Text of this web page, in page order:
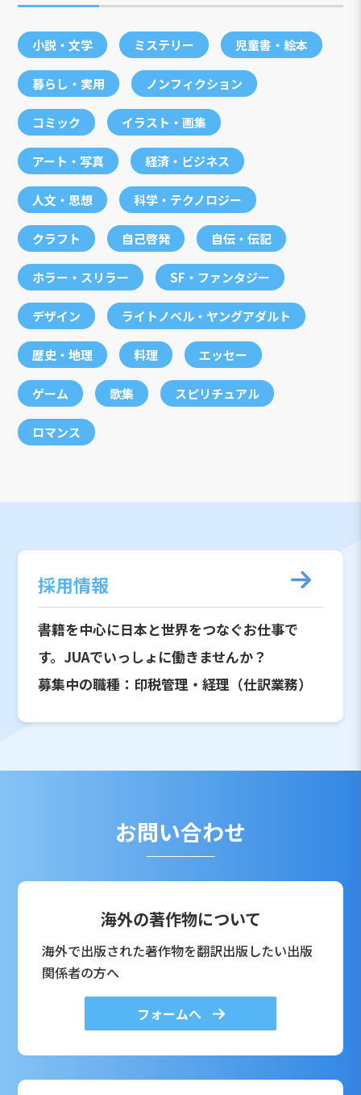
小説・文学 ミステリー 児童書・絵本
暮らし・実用 ノンフィクション
コミック イラスト・画集
アート・写真 経済・ビジネス
人文・思想 科学・テクノロジー
クラフト 自己啓発 自伝・伝記
ホラー・スリラー SF・ファンタジー
デザイン ライトノベル・ヤングアダルト
歴史・地理 料理 エッセー
ゲーム 歌集 スピリチュアル
ロマンス
採用情報
書籍を中心に日本と世界をつなぐお仕事で
す。JUAでいっしょに働きませんか？
募集中の職種：印税管理・経理（仕訳業務）
お問い合わせ
海外の著作物について
海外で出版された著作物を翻訳出版したい出版
関係者の方へ
フォームへ